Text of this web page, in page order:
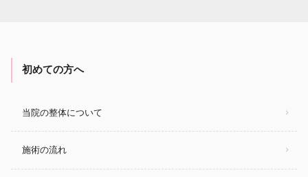
初めての方へ
当院の整体について
施術の流れ